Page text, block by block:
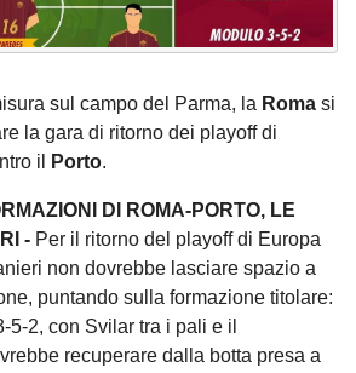
sul campo del Parma, la Roma si
la gara di ritorno dei playoff di
il Porto.
DI ROMA-PORTO, LE
- Per il ritorno del playoff di Europa
non dovrebbe lasciare spazio a
puntando sulla formazione titolare:
5-2, con Svilar tra i pali e il
recuperare dalla botta presa a